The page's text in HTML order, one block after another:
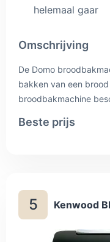
helemaal gaar
Omschrijving
De Domo
bakken van een
broodbakmachine
een glutenvrij brood.
instelbare timer kun je
beginnen, zodat je ’s
van vers gebakken
Beste prijs
5 Kenwood